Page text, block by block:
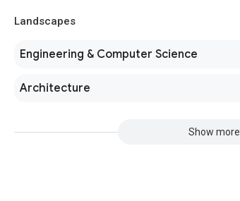
Landscapes
Engineering & Computer Science
Architecture
Show more